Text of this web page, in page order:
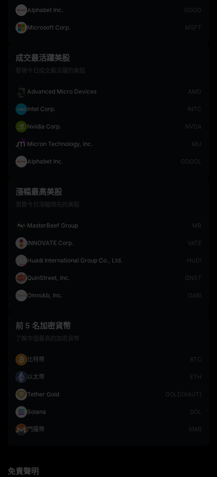
Alphabet Inc. GOOG
Microsoft Corp. MSFT
成交最活躍美股
發現今日成交最活躍的美股
Advanced Micro Devices AMD
Intel Corp. INTC
Nvidia Corp. NVDA
Micron Technology, Inc. MU
Alphabet Inc. GOOGL
漲幅最高美股
瀏覽今日漲幅領先的美股
MasterBeef Group MB
INNOVATE Corp. VATE
Huadi International Group Co., Ltd. HUDI
QuinStreet, Inc. QNST
OmniAb, Inc. OABI
前 5 名加密貨幣
了解市值最高的加密貨幣
比特幣 BTC
以太幣 ETH
Tether Gold GOLD(XAUT)
Solana SOL
門羅幣 XMR
免責聲明